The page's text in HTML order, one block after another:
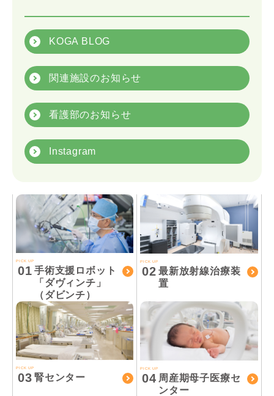
KOGA BLOG
関連施設のお知らせ
看護部のお知らせ
Instagram
PICK UP
01 手術支援ロボット
「ダヴィンチ」
（ダビンチ）
PICK UP
02 最新放射線治療装
置
PICK UP
03 腎センター
PICK UP
04 周産期母子医療セ
ンター